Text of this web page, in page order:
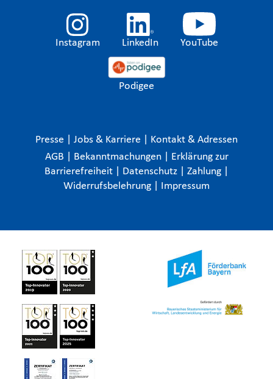
Instagram LinkedIn YouTube
Podigee
Presse Jobs & Karriere
Kontakt & Adressen
AGB
Bekanntmachungen
Erklärung zur
Barrierefreiheit
Datenschutz Zahlung
Widerrufsbelehrung
Impressum